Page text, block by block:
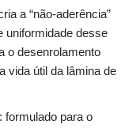
a “não-aderência”
uniformidade desse
o desenrolamento
vida útil da lâmina de
: formulado para o